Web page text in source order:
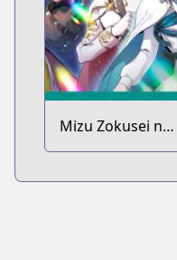
Mizu Zokusei no
Mahoutsukai Dai